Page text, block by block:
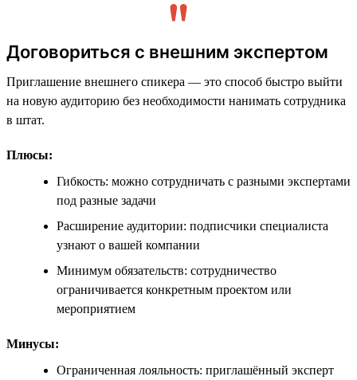
Договориться с внешним экспертом
Приглашение внешнего спикера — это способ быстро выйти
на новую аудиторию без необходимости нанимать сотрудника
в штат.
Плюсы:
Гибкость: можно сотрудничать с разными экспертами
под разные задачи
Расширение аудитории: подписчики специалиста
узнают о вашей компании
Минимум обязательств: сотрудничество
ограничивается конкретным проектом или
мероприятием
Минусы:
Ограниченная лояльность: приглашённый эксперт